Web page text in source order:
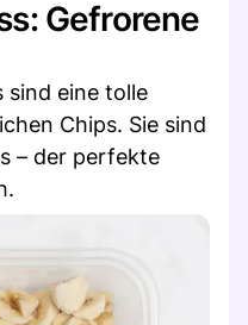
Gefrorene
sind eine tolle
Chips. Sie sind
– der perfekte